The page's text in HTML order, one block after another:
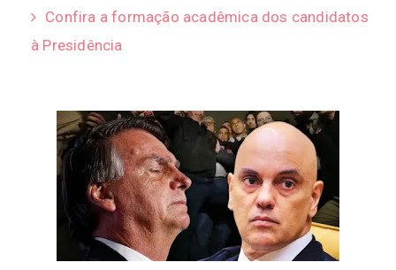
Confira a formação acadêmica dos candidatos
à Presidência